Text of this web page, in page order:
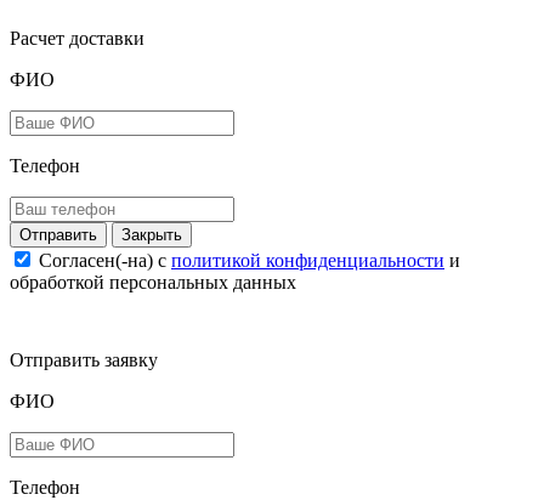
Расчет доставки
ФИО
Телефон
Закрыть
Согласен(-на) c политикой конфиденциальности и
обработкой персональных данных
Отправить заявку
ФИО
Телефон